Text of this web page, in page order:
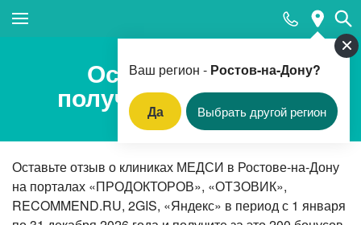
Ваш регион - Ростов-на-Дону?
Да Выбрать другой регион
Популярные запросы
Клинико-лабораторная диагностика (анализы)
Вакцинация
Оставь отзыв –
получи 200 бонусов!
Оставьте отзыв о клиниках МЕДСИ в Ростове-на-Дону
на порталах «ПРОДОКТОРОВ», «ОТЗОВИК»,
RECOMMEND.RU, 2GIS, «Яндекс» в период с 1 января